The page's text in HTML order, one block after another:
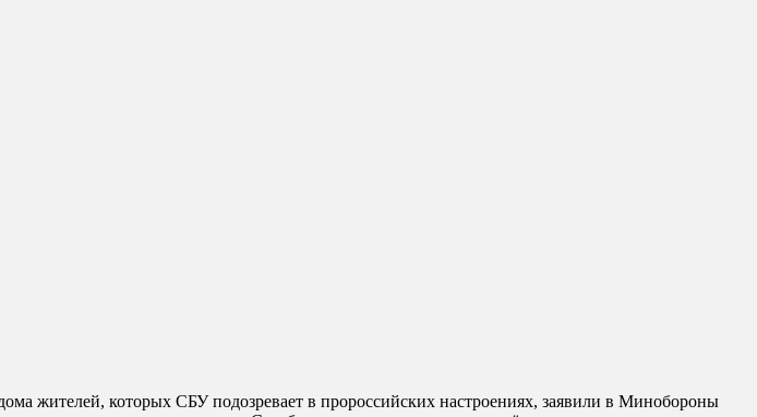
жителей, которых СБУ подозревает в пророссийских настроениях, заявили в Минобороны